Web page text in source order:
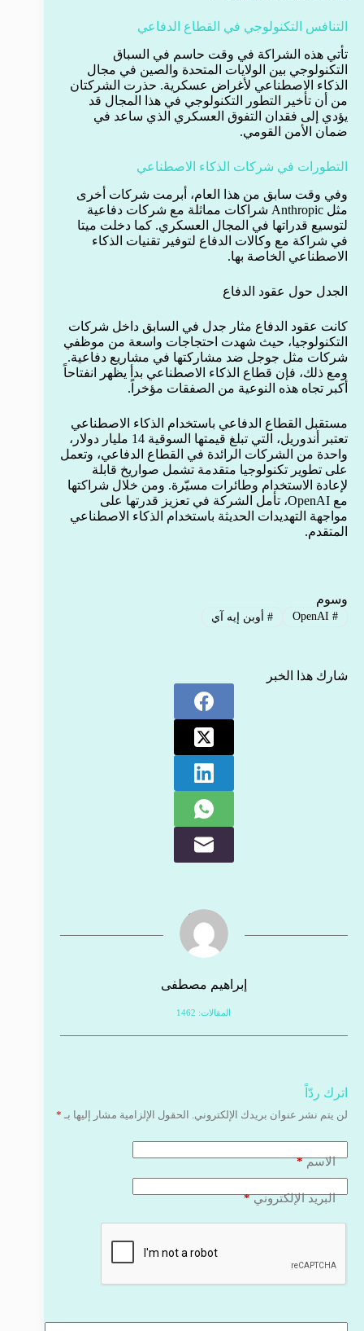
التنافس التكنولوجي في القطاع الدفاعي
تأتي هذه الشراكة في وقت حاسم في السباق
التكنولوجي بين الولايات المتحدة والصين في مجال
الذكاء الاصطناعي لأغراض عسكرية. حذرت الشركتان
من أن تأخير التطور التكنولوجي في هذا المجال قد
يؤدي إلى فقدان التفوق العسكري الذي ساعد في
ضمان الأمن القومي.
التطورات في شركات الذكاء الاصطناعي
وفي وقت سابق من هذا العام، أبرمت شركات أخرى
مثل Anthropic شراكات مماثلة مع شركات دفاعية
لتوسيع قدراتها في المجال العسكري. كما دخلت ميتا
في شراكة مع وكالات الدفاع لتوفير تقنيات الذكاء
الاصطناعي الخاصة بها.
الجدل حول عقود الدفاع
كانت عقود الدفاع مثار جدل في السابق داخل شركات
التكنولوجيا، حيث شهدت احتجاجات واسعة من موظفي
شركات مثل جوجل ضد مشاركتها في مشاريع دفاعية.
ومع ذلك، فإن قطاع الذكاء الاصطناعي بدأ يظهر انفتاحاً
أكبر تجاه هذه النوعية من الصفقات مؤخراً.
مستقبل القطاع الدفاعي باستخدام الذكاء الاصطناعي
تعتبر أندوريل، التي تبلغ قيمتها السوقية 14 مليار دولار،
واحدة من الشركات الرائدة في القطاع الدفاعي، وتعمل
على تطوير تكنولوجيا متقدمة تشمل صواريخ قابلة
لإعادة الاستخدام وطائرات مسيّرة. ومن خلال شراكتها
مع OpenAI، تأمل الشركة في تعزيز قدرتها على
مواجهة التهديدات الحديثة باستخدام الذكاء الاصطناعي
المتقدم.
وسوم
#
OpenAI
#أوبن إيه آي
شارك هذا الخبر
إبراهيم مصطفى
المقالات: 1462
اترك ردّاً
لن يتم نشر عنوان بريدك الإلكتروني. الحقول الإلزامية مشار إليها بـ *
الاسم*
البريد الإلكتروني*